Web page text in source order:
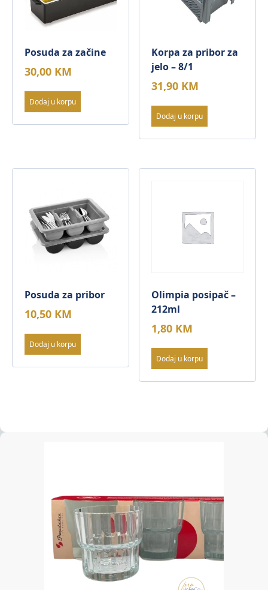
Posuda za začine
30,00 KM
Dodaj u korpu
Korpa za pribor za
jelo – 8/1
31,90 KM
Dodaj u korpu
Posuda za pribor
10,50 KM
Dodaj u korpu
Olimpia posipač –
212ml
1,80 KM
Dodaj u korpu